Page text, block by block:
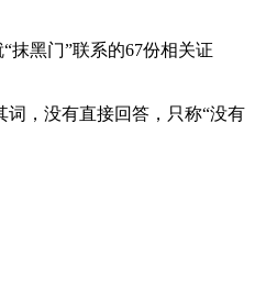
抹黑门”联系的67份相关证
，没有直接回答，只称“没有